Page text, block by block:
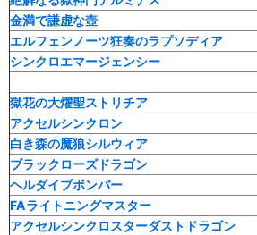
金満で謙虚な壺
エルフェンノーツ狂奏のラプソディア
シンクロエマージェンシー
獄花の大燿聖ストリチア
アクセルシンクロン
白き森の魔狼シルウィア
ブラックローズドラゴン
ヘルダイブボンバー
FAライトニングマスター
アクセルシンクロスターダストドラゴン